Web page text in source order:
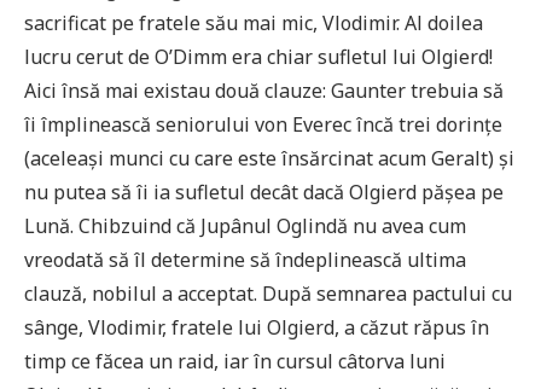
sacrificat pe fratele său mai mic, Vlodimir. Al doilea
lucru cerut de O’Dimm era chiar sufletul lui Olgierd!
Aici însă mai existau două clauze: Gaunter trebuia să
îi împlinească seniorului von Everec încă trei dorințe
(aceleași munci cu care este însărcinat acum Geralt) și
nu putea să îi ia sufletul decât dacă Olgierd pășea pe
Lună. Chibzuind că Jupânul Oglindă nu avea cum
vreodată să îl determine să îndeplinească ultima
clauză, nobilul a acceptat. După semnarea pactului cu
sânge, Vlodimir, fratele lui Olgierd, a căzut răpus în
timp ce făcea un raid, iar în cursul câtorva luni